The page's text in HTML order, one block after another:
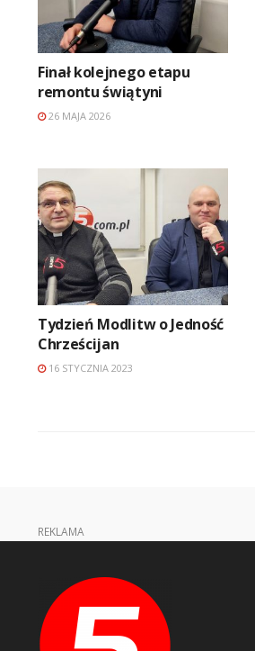
Finał kolejnego etapu
remontu świątyni
26 MAJA 2026
Tydzień Modlitw o Jedność
Chrześcijan
16 STYCZNIA 2023
REKLAMA